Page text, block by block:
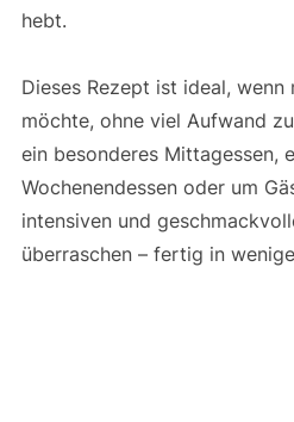
hebt.
Dieses Rezept ist ideal, wenn
möchte, ohne viel Aufwand
ein besonderes Mittagessen,
Wochenendessen oder um
intensiven und
überraschen – fertig in